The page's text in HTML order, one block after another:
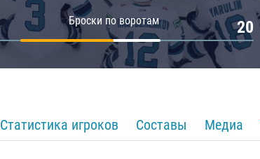
Броски по воротам 20
Статистика игроков Составы Медиа